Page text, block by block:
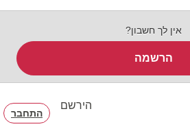
אין לך חשבון?
הרשמה
הירשם
התחבר